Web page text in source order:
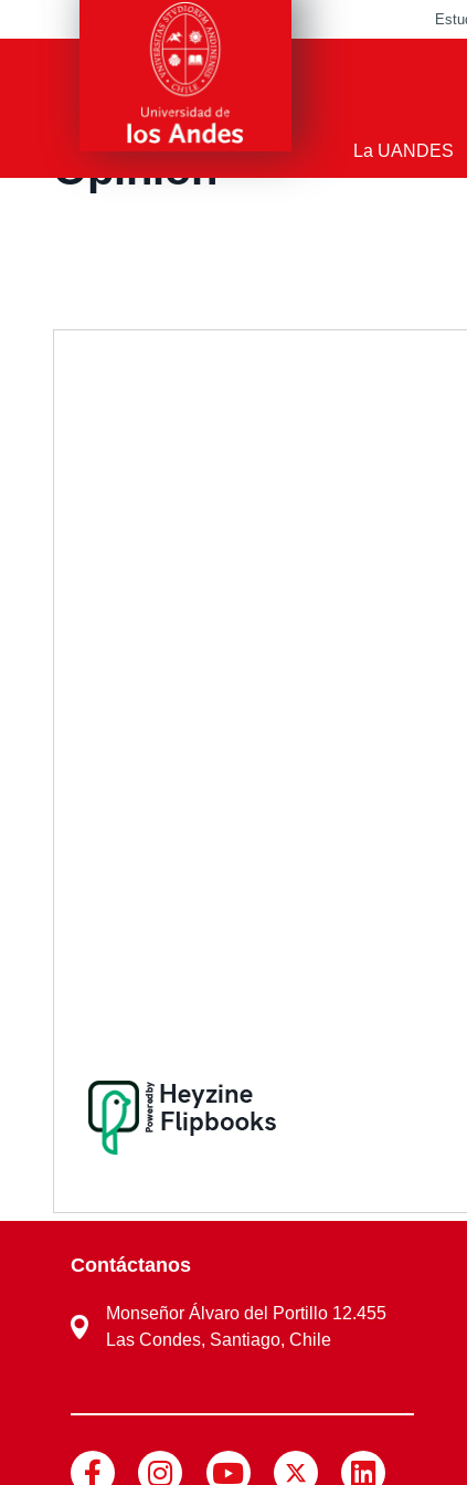
La UANDES
Opinión
Opinión
Contáctanos
Monseñor Álvaro del Portillo 12.455
Las Condes, Santiago, Chile